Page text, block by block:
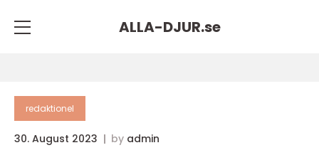
ALLA-DJUR.se
redaktionel
30. August 2023 by admin